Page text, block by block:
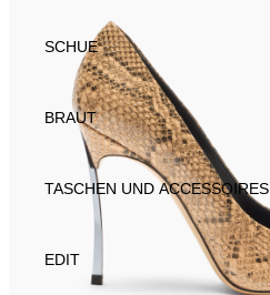
SCHUE
BRAUT
TASCHEN UND ACCESSOIRES
EDIT